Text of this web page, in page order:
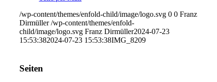
/wp-content/themes/enfold-child/image/logo.svg 0 0 Franz
Dirmüller /wp-content/themes/enfold-
child/image/logo.svg Franz Dirmüller2024-07-23
15:53:382024-07-23 15:53:38IMG_8209
Seiten